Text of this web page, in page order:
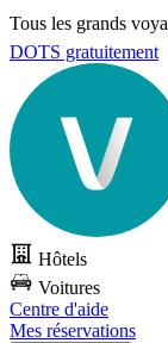
Tous les grands
DOTS gratuitement
Hôtels
Voitures
Centre d'aide
Mes réservations